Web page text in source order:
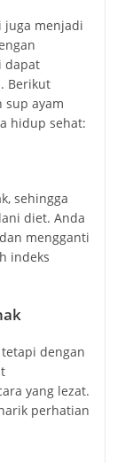
juga menjadi
dapat
Berikut
sup ayam
hidup sehat:
sehingga
diet. Anda
mengganti
indeks
dengan
yang lezat.
perhatian